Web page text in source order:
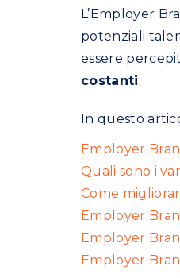
L’Employer
potenziali
essere
costanti.
In questo
Employer
Quali sono i
Come
Employer
Employer
Employer